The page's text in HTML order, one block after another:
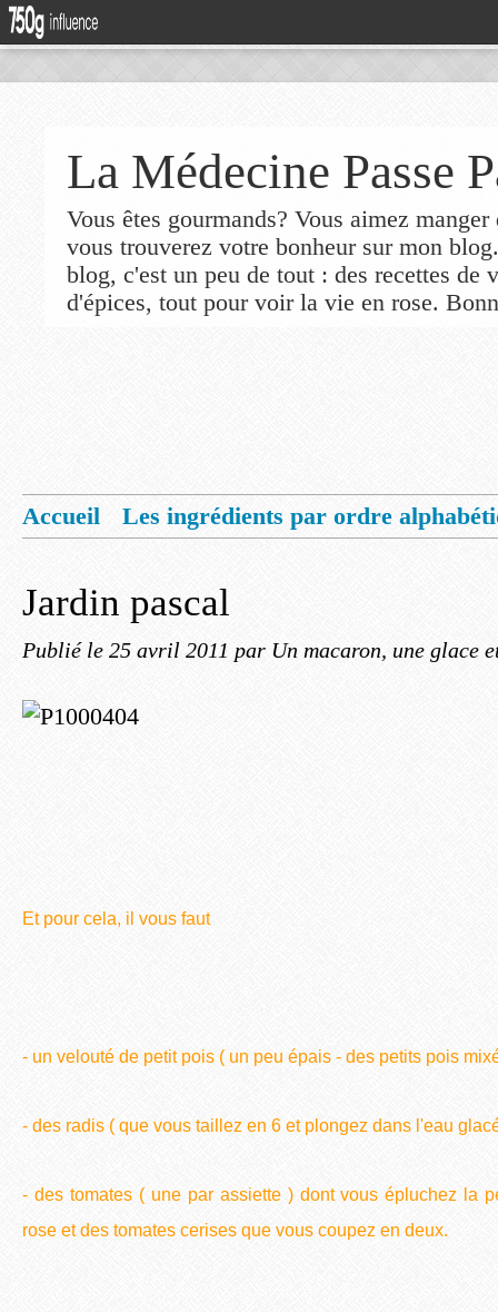
La Médecine Passe
Vous êtes gourmands? Vous aimez
vous trouverez votre bonheur sur mon
blog, c'est un peu de tout : des recettes de
d'épices, tout pour voir la vie en rose.
Accueil
Les ingrédients par ordre
Jardin pascal
Publié le 25 avril 2011 par Un macaron, une glace
Et pour cela, il vous faut
- un velouté de petit pois ( un peu épais - des petits pois
- des radis ( que vous taillez en 6 et plongez dans l'eau
- des tomates ( une par assiette ) dont vous épluchez la
rose et des tomates cerises que vous coupez en deux.